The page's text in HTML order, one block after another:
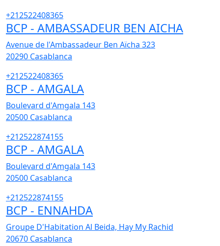
+212522408365
BCP - AMBASSADEUR BEN AICHA
Avenue de l'Ambassadeur Ben Aïcha 323
20290 Casablanca
+212522408365
BCP - AMGALA
Boulevard d'Amgala 143
20500 Casablanca
+212522874155
BCP - AMGALA
Boulevard d'Amgala 143
20500 Casablanca
+212522874155
BCP - ENNAHDA
Groupe D'Habitation Al Beida, Hay My Rachid
20670 Casablanca